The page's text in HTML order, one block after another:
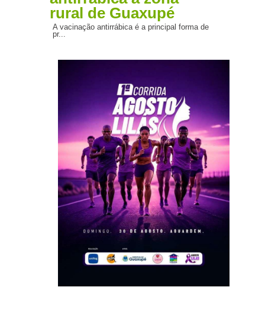
rural de Guaxupé
A vacinação antirrábica é a principal forma de
pr...